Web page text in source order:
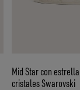
Mid Star con estrella y detalle de «coma» de ante con
cristales Swarovski